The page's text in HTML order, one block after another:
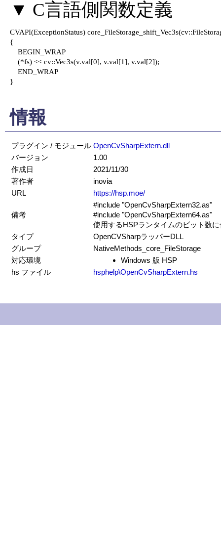
CVAPI(ExceptionStatus)
{
    BEGIN_WRAP
    (*fs) << cv::Vec3s(v.val[0], v.val[1], v.val[2]);
    END_WRAP
}
情報
プラグイン / モジュール OpenCvSharpExtern.dll
バージョン
1.00
作成日
2021/11/30
著作者
inovia
URL
https://hsp.moe/
備考
#include "OpenCvSharpExtern32.as"
#include "OpenCvSharpExtern64.as"
使用するHSPランタイムのビット数
タイプ
OpenCVSharpラッパーDLL
グループ
NativeMethods_core_FileStorage
対応環境
Windows 版 HSP
hs ファイル
hsphelp\OpenCvSharpExtern.hs